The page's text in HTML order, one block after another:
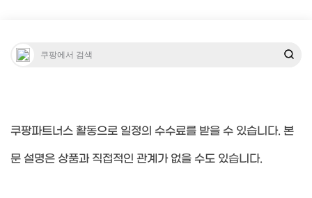
쿠팡파트너스 활동으로 일정의 수수료를 받을 수 있습니다. 본
문 설명은 상품과 직접적인 관계가 없을 수도 있습니다.